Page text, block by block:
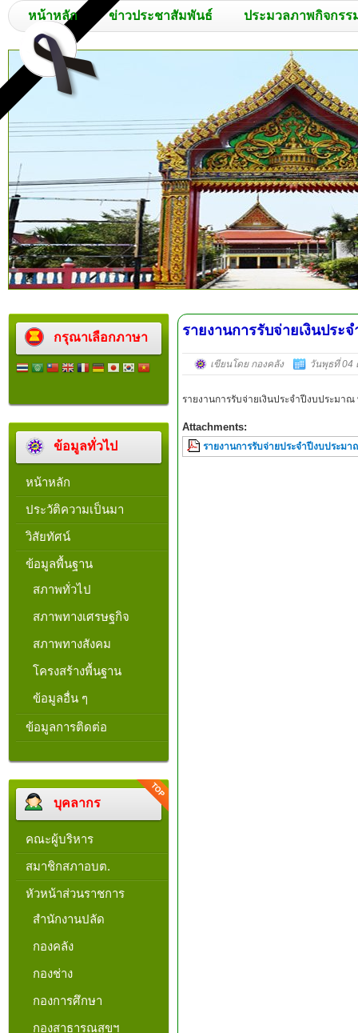
หน้าหลัก ข่าวประชาสัมพันธ์ ประมวลภาพกิจกรร
กรุณาเลือกภาษา
ข้อมูลทั่วไป
หน้าหลัก
ประวัติความเป็นมา
วิสัยทัศน์
ข้อมูลพื้นฐาน
สภาพทั่วไป
สภาพทางเศรษฐกิจ
สภาพทางสังคม
โครงสร้างพื้นฐาน
ข้อมูลอื่น ๆ
ข้อมูลการติดต่อ
บุคลากร
คณะผู้บริหาร
สมาชิกสภาอบต.
หัวหน้าส่วนราชการ
สำนักงานปลัด
กองคลัง
กองช่าง
กองการศึกษา
กองสาธารณสุขฯ
รายงานการรับจ่ายเงินประ
เขียนโดย กองคลัง วันพุธที่ 04
รายงานการรับจ่ายเงินประจำปีงบประมาณ
Attachments:
รายงานการรับจ่ายประจำปีงบประม